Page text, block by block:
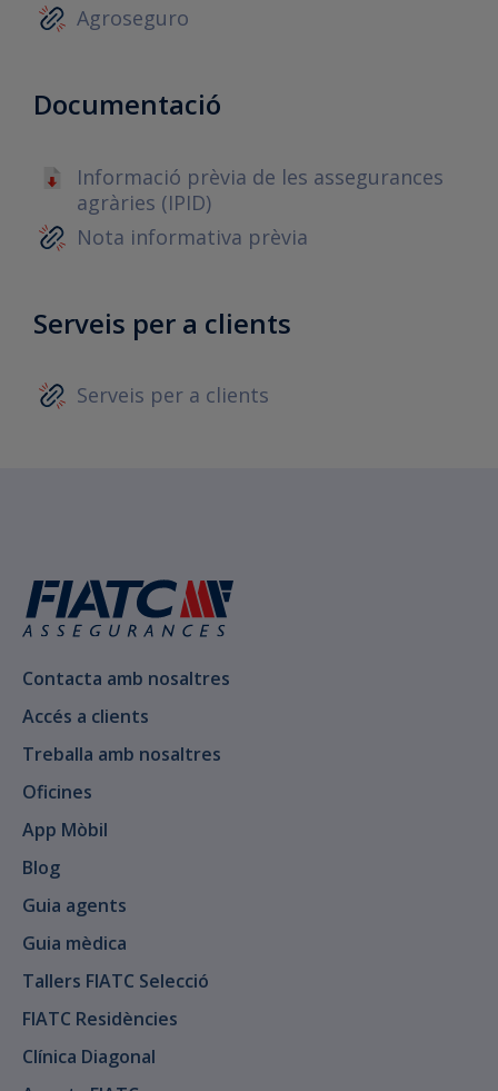
Agroseguro
Documentació
Informació prèvia de les assegurances
agràries (IPID)
Nota informativa prèvia
Serveis per a clients
Serveis per a clients
Contacta amb nosaltres
Accés a clients
Treballa amb nosaltres
Oficines
App Mòbil
Blog
Guia agents
Guia mèdica
Tallers FIATC Selecció
FIATC Residències
Clínica Diagonal